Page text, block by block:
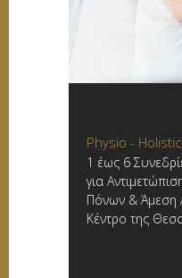
Physio -
1 έως 6
για
Πόνων & Άμεση
Κέντρο της